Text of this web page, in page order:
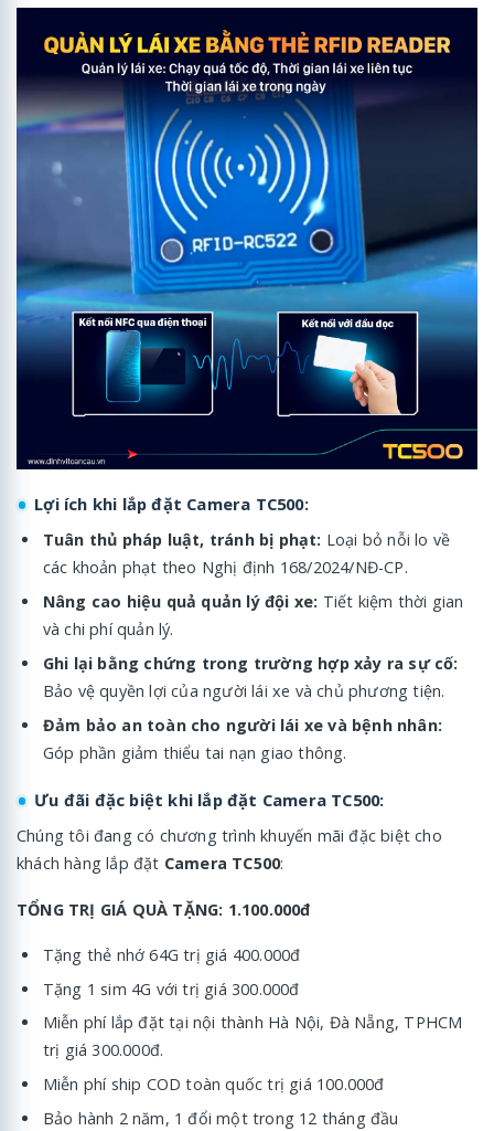
Lợi ích khi lắp đặt Camera TC500:
Tuân thủ pháp luật, tránh bị phạt: Loại bỏ nỗi lo về
các khoản phạt theo Nghị định 168/2024/NĐ-CP.
Nâng cao hiệu quả quản lý đội xe: Tiết kiệm thời gian
và chi phí quản lý.
Ghi lại bằng chứng trong trường hợp xảy ra sự cố:
Bảo vệ quyền lợi của người lái xe và chủ phương tiện.
Đảm bảo an toàn cho người lái xe và bệnh nhân:
Góp phần giảm thiểu tai nạn giao thông.
Ưu đãi đặc biệt khi lắp đặt Camera TC500:
Chúng tôi đang có chương trình khuyến mãi đặc biệt cho
khách hàng lắp đặt Camera TC500:
TỔNG TRỊ GIÁ QUÀ TẶNG: 1.100.000đ
Tặng thẻ nhớ 64G trị giá 400.000đ
Tặng 1 sim 4G với trị giá 300.000đ
Miễn phí lắp đặt tại nội thành Hà Nội, Đà Nẵng, TPHCM
trị giá 300.000đ.
Miễn phí ship COD toàn quốc trị giá 100.000đ
Bảo hành 2 năm, 1 đổi một trong 12 tháng đầu